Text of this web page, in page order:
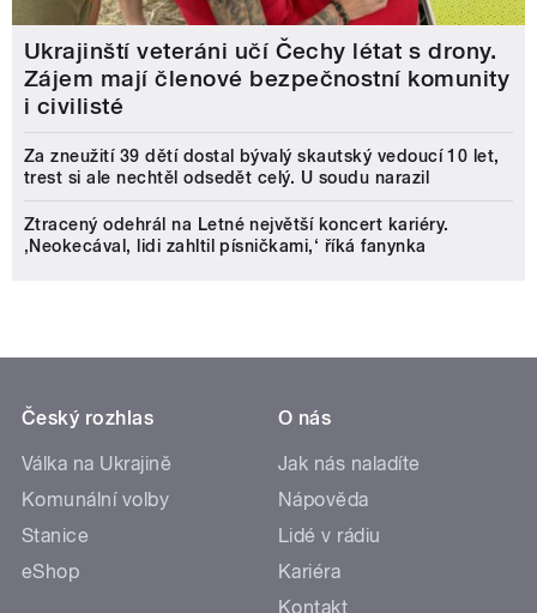
Ukrajinští veteráni učí Čechy létat s drony.
Zájem mají členové bezpečnostní komunity
i civilisté
Za zneužití 39 dětí dostal bývalý skautský vedoucí 10 let,
trest si ale nechtěl odsedět celý. U soudu narazil
Ztracený odehrál na Letné největší koncert kariéry.
‚Neokecával, lidi zahltil písničkami,‘ říká fanynka
Český rozhlas
Válka na Ukrajině
Komunální volby
Stanice
eShop
O nás
Jak nás naladíte
Nápověda
Lidé v rádiu
Kariéra
Kontakt